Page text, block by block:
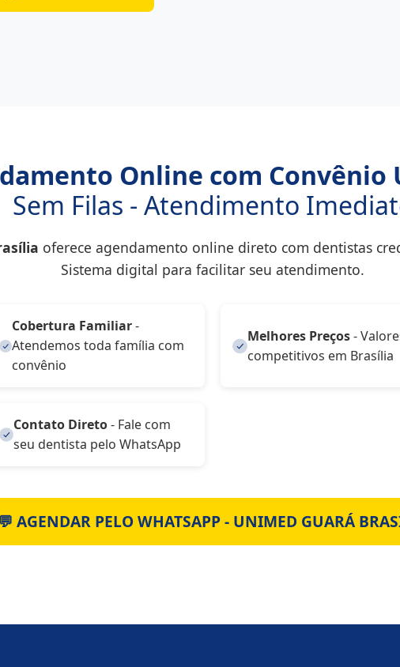
Online com Convênio
Sem Filas - Atendimento
oferece agendamento online direto com dentistas
Sistema digital para facilitar seu atendimento.
Cobertura Familiar-
Atendemos toda família com
convênio
Melhores Preços-
competitivos em Brasília
Contato Direto- Fale com
seu dentista pelo WhatsApp
💬 AGENDAR PELO WHATSAPP - UNIMED GUARÁ